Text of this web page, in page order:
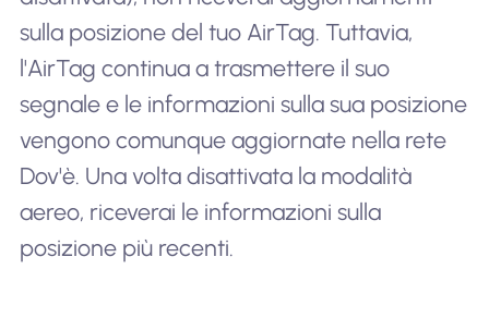
sulla posizione del tuo AirTag. Tuttavia,
l'AirTag continua a trasmettere il suo
segnale e le informazioni sulla sua posizione
vengono comunque aggiornate nella rete
Dov'è. Una volta disattivata la modalità
aereo, riceverai le informazioni sulla
posizione più recenti.